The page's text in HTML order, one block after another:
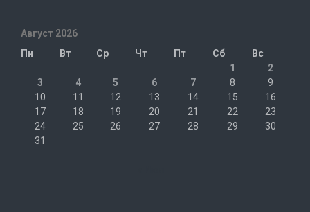
Август 2026
Пн
Вт Ср Чт Пт Сб
Вс
1
2
3
4 5 6 7 8
9
10
11 12 13 14 15
16
17
18 19 20 21 22
23
24
25 26 27 28 29
30
31